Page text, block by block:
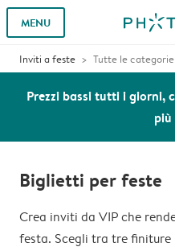
MENU
Inviti a feste Tutte le categorie
Prezzi bassi tutti i giorni,
più
Biglietti per feste
Crea inviti da VIP che
festa. Scegli tra tre finiture